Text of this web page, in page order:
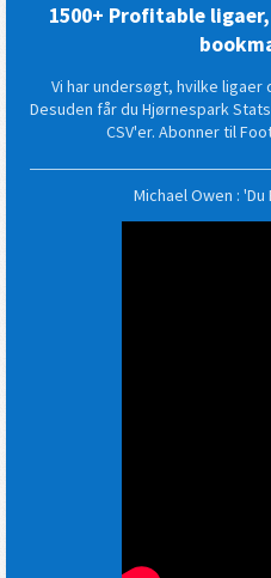
1500+ Profitable
Vi har undersøgt, hvilke
Desuden får du Hjørnespark
CSV'er. Abonner til
Michael Owen :